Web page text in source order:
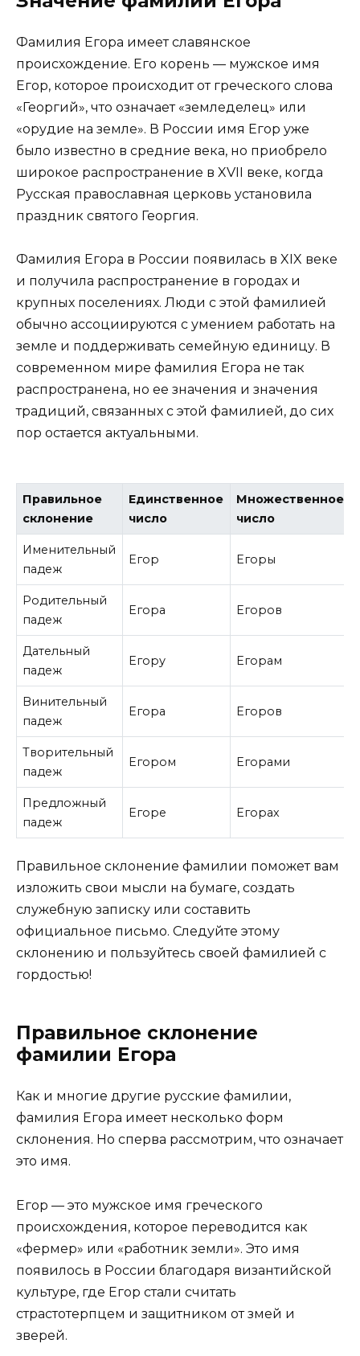
Фамилия Егора имеет славянское
происхождение. Его корень — мужское имя
Егор, которое происходит от греческого слова
«Георгий», что означает «земледелец» или
«орудие на земле». В России имя Егор уже
было известно в средние века, но приобрело
широкое распространение в XVII веке, когда
Русская православная церковь установила
праздник святого Георгия.
Фамилия Егора в России появилась в XIX веке
и получила распространение в городах и
крупных поселениях. Люди с этой фамилией
обычно ассоциируются с умением работать на
земле и поддерживать семейную единицу. В
современном мире фамилия Егора не так
распространена, но ее значения и значения
традиций, связанных с этой фамилией, до сих
пор остается актуальными.
Правильное
склонение
Единственное
число
Множественное
число
Именительный
падеж
Егор Егоры
Родительный
падеж
Егора Егоров
Дательный
падеж
Егору Егорам
Винительный
падеж
Егора Егоров
Творительный
падеж
Егором Егорами
Предложный
падеж
Егоре Егорах
Правильное склонение фамилии поможет вам
изложить свои мысли на бумаге, создать
служебную записку или составить
официальное письмо. Следуйте этому
склонению и пользуйтесь своей фамилией с
гордостью!
Правильное склонение
фамилии Егора
Как и многие другие русские фамилии,
фамилия Егора имеет несколько форм
склонения. Но сперва рассмотрим, что означает
это имя.
Егор — это мужское имя греческого
происхождения, которое переводится как
«фермер» или «работник земли». Это имя
появилось в России благодаря византийской
культуре, где Егор стали считать
страстотерпцем и защитником от змей и
зверей.